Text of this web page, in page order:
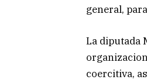
general,
La diputada
coercitiva,